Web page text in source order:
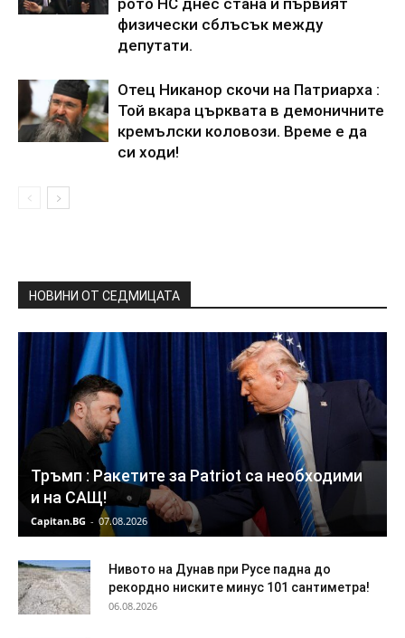
физически сблъсък между
депутати.
Отец Никанор скочи на Патриарха :
Той вкара църквата в демоничните
кремълски коловози. Време е да
си ходи!
НОВИНИ ОТ СЕДМИЦАТА
Тръмп : Ракетите за Patriot са необходими
и на САЩ!
Capitan.BG - 07.08.2026
Нивото на Дунав при Русе падна до
рекордно ниските минус 101 сантиметра!
06.08.2026